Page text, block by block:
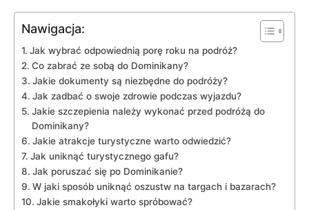
Nawigacja:
Jak wybrać odpowiednią porę roku na podróż?
Co zabrać‌ ze sobą ​do Dominikany?
Jakie dokumenty⁣ są niezbędne do podróży?
Jak zadbać ⁤o swoje⁣ zdrowie podczas wyjazdu?
Jakie szczepienia należy wykonać przed​ podróżą ‍do
Dominikany?
Jakie atrakcje turystyczne warto odwiedzić?
Jak uniknąć ⁤turystycznego gafu?
Jak poruszać się po Dominikanie?
W jaki‌ sposób uniknąć ⁣oszustw ‌na targach i ​bazarach?
Jakie smakołyki warto spróbować?